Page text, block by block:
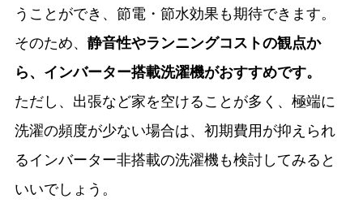
うことができ、節電・節水効果も期待できます。
そのため、 静音性やランニングコストの観点か
ら、インバーター搭載洗濯機がおすすめです。
ただし、出張など家を空けることが多く、極端に
洗濯の頻度が少ない場合は、初期費用が抑えられ
るインバーター非搭載の洗濯機も検討してみると
いいでしょう。